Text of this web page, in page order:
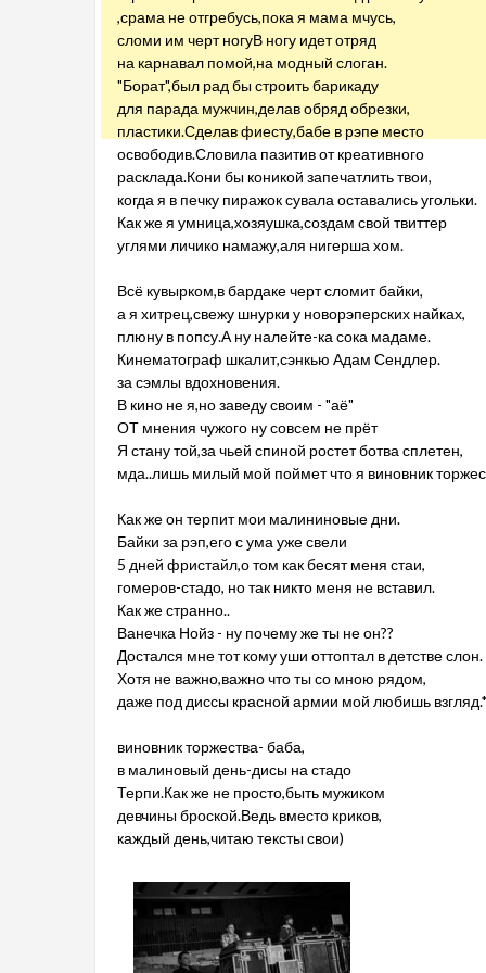
,срама не отгребусь,пока я мама мчусь,
сломи им черт ногуВ ногу идет отряд
на карнавал помой,на модный слоган.
"Борат",был рад бы строить барикаду
для парада мужчин,делав обряд обрезки,
пластики.Сделав фиесту,бабе в рэпе место
освободив.Словила пазитив от креативного
расклада.Кони бы коникой запечатлить твои,
когда я в печку пиражок сувала оставались угольки.
Как же я умница,хозяушка,создам свой твиттер
углями личико намажу,аля нигерша хом.
Всё кувырком,в бардаке черт сломит байки,
а я хитрец,свежу шнурки у новорэперских найках,
плюну в попсу.А ну налейте-ка сока мадаме.
Кинематограф шкалит,сэнкью Адам Сендлер.
за сэмлы вдохновения.
В кино не я,но заведу своим - "аё"
ОТ мнения чужого ну совсем не прёт
Я стану той,за чьей спиной ростет ботва сплетен,
мда..лишь милый мой поймет что я виновник
Как же он терпит мои малининовые дни.
Байки за рэп,его с ума уже свели
5 дней фристайл,о том как бесят меня стаи,
гомеров-стадо, но так никто меня не вставил.
Как же странно..
Ванечка Нойз - ну почему же ты не он??
Достался мне тот кому уши оттоптал в детстве слон.
Хотя не важно,важно что ты со мною рядом,
даже под диссы красной армии мой любишь
виновник торжества- баба,
в малиновый день-дисы на стадо
Терпи.Как же не просто,быть мужиком
девчины броской.Ведь вместо криков,
каждый день,читаю тексты свои)